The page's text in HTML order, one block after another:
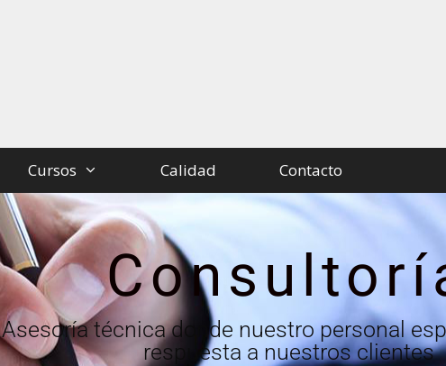
Cursos Calidad Contacto
Asesoría técnica donde nuestro personal
respuesta a nuestros clientes